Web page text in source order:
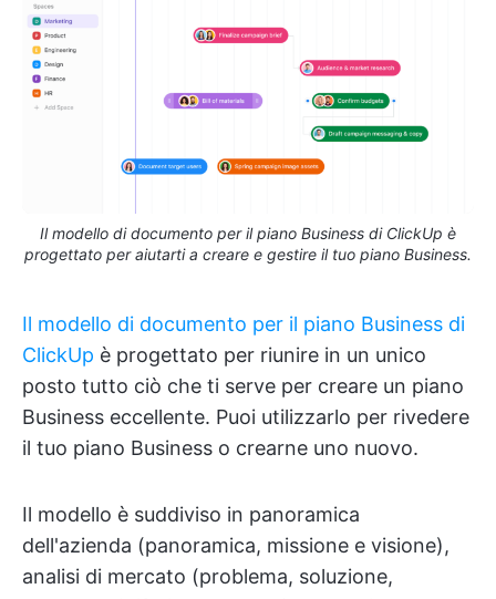
Il modello di documento per il piano Business di ClickUp è
progettato per aiutarti a creare e gestire il tuo piano Business.
Il modello di documento per il piano Business di
ClickUp è progettato per riunire in un unico
posto tutto ciò che ti serve per creare un piano
Business eccellente. Puoi utilizzarlo per rivedere
il tuo piano Business o crearne uno nuovo.
Il modello è suddiviso in panoramica
dell'azienda (panoramica, missione e visione),
analisi di mercato (problema, soluzione,